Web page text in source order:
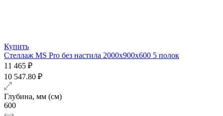
Купить
Стеллаж MS Pro без настила 2000х900x600 5 полок
11 465 ₽
10 547.80 ₽
Глубина, мм (см)
600